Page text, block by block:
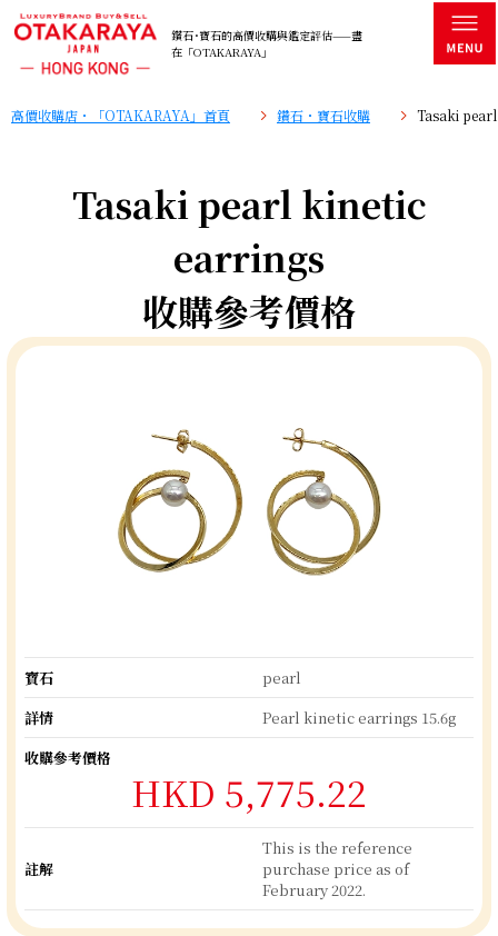
鑽石･寶石的高價收購與鑑定評估——盡
在「OTAKARAYA」
高價收購店・「OTAKARAYA」首頁 鑽石・寶石收購 Tasaki
Tasaki pearl kinetic
earrings
收購參考價格
寶石
pearl
詳情
Pearl kinetic earrings 15.6g
收購參考價格
HKD 5,775.22
註解
This is the reference
purchase price as of
February 2022.